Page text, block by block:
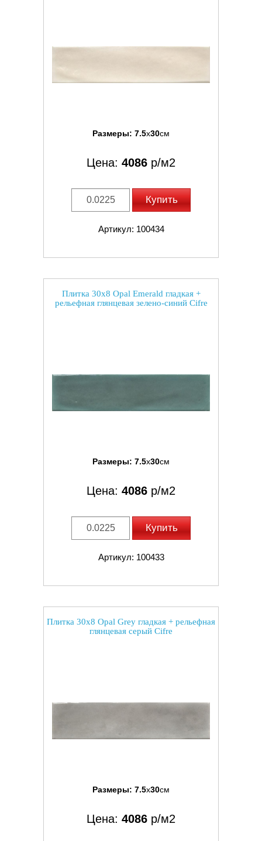
Размеры: 7.5x30см
Цена: 4086 р/м2
Купить
Артикул: 100434
Плитка 30x8 Opal Emerald гладкая +
рельефная глянцевая зелено-синий Cifre
Размеры: 7.5x30см
Цена: 4086 р/м2
Купить
Артикул: 100433
Плитка 30x8 Opal Grey гладкая + рельефная
глянцевая серый Cifre
Размеры: 7.5x30см
Цена: 4086 р/м2